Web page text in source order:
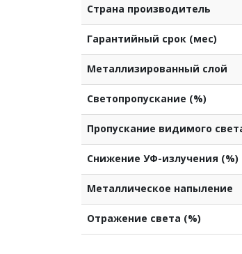
Страна производитель
Гарантийный срок (мес)
Металлизированный слой
Светопропускание (%)
Пропускание видимого
Снижение УФ-излучения (%)
Металлическое напыление
Отражение света (%)